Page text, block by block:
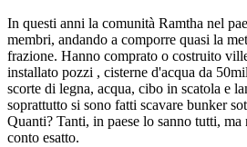
In questi anni la comunità Ramtha nel
membri, andando a comporre quasi la
frazione. Hanno comprato o costruito
installato pozzi , cisterne d'acqua da
scorte di legna, acqua, cibo in scatola e
soprattutto si sono fatti scavare bunker
Quanti? Tanti, in paese lo sanno tutti, ma
conto esatto.